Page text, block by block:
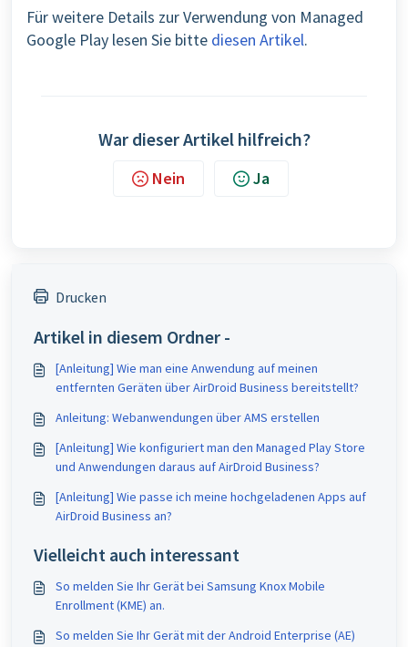
Für weitere Details zur Verwendung von Managed
Google Play lesen Sie bitte diesen Artikel.
War dieser Artikel hilfreich?
Nein Ja
Drucken
Artikel in diesem Ordner -
[Anleitung] Wie man eine Anwendung auf meinen
entfernten Geräten über AirDroid Business bereitstellt?
Anleitung: Webanwendungen über AMS erstellen
[Anleitung] Wie konfiguriert man den Managed Play Store
und Anwendungen daraus auf AirDroid Business?
[Anleitung] Wie passe ich meine hochgeladenen Apps auf
AirDroid Business an?
Vielleicht auch interessant
So melden Sie Ihr Gerät bei Samsung Knox Mobile
Enrollment (KME) an.
So melden Sie Ihr Gerät mit der Android Enterprise (AE)